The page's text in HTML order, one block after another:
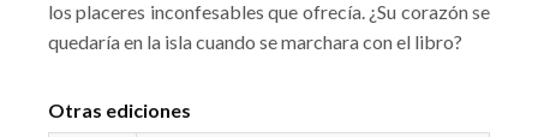
los placeres inconfesables que ofrecía. ¿Su corazón se
quedaría en la isla cuando se marchara con el libro?
Otras ediciones